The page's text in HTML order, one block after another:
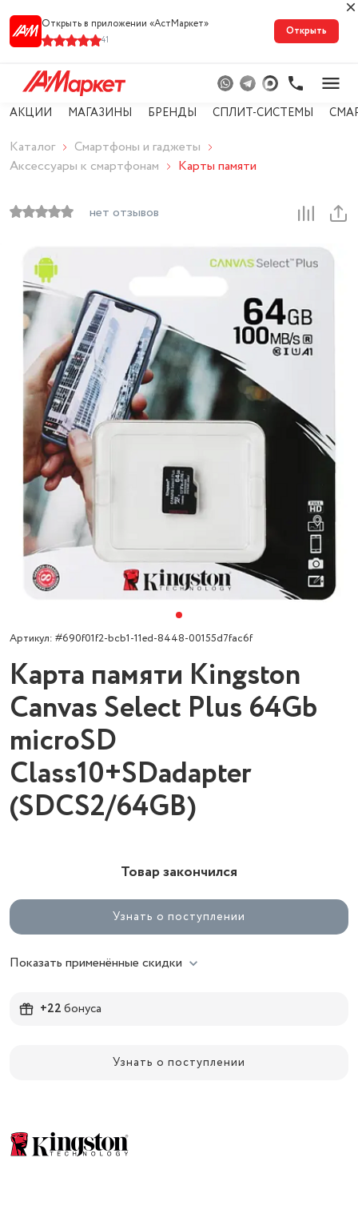
Открыть в приложении «АстМарке‪т‬»
41
Открыть
АКЦИИ МАГАЗИНЫ БРЕНДЫ СПЛИТ-СИСТЕМЫ
Каталог
Смартфоны и гаджеты
Аксессуары к смартфонам
Карты памяти
нет отзывов
Артикул: #690f01f2-bcb1-11ed-8448-00155d7fac6f
Карта памяти Kingston
Canvas Select Plus 64Gb
microSD
Class10+SDadapter
(SDCS2/64GB)
Товар закончился
Узнать о поступлении
Показать применённые скидки
+22бонуса
Узнать о поступлении